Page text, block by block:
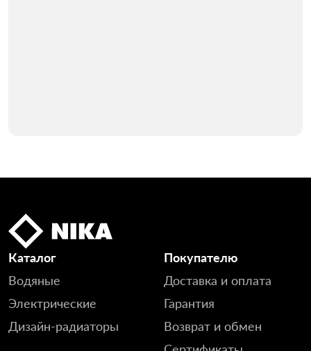
Каталог
Водяные
Электрические
Дизайн-радиаторы
Покупателю
Доставка и оплата
Гарантия
Возврат и обмен